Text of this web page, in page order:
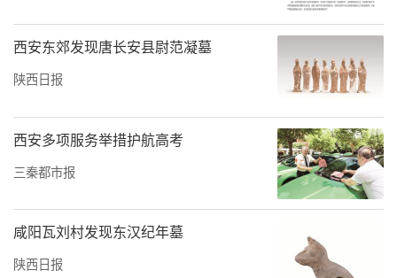
此外，在物探技术加考古勘探验证下，考古人
员对秦陵地宫有了相对清晰的认识。秦陵地宫
就在封土堆之下，距现在地表34米左右。当年
修建地宫时主体开挖范围东西长约170米、南北
宽约145米，开挖范围主体和墓室均呈长方形。
地宫有石质宫墙，宫墙高14米，厚度8米，东西
长145米，南北宽125米。墓室位于地宫中央，
西安东郊发现唐长安县尉范凝墓
陕西日报
西安多项服务举措护航高考
三秦都市报
咸阳瓦刘村发现东汉纪年墓
陕西日报